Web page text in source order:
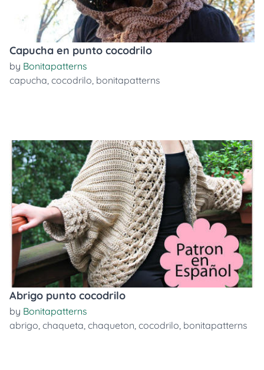
Capucha en punto cocodrilo
by Bonitapatterns
capucha, cocodrilo, bonitapatterns
Abrigo punto cocodrilo
by Bonitapatterns
abrigo, chaqueta, chaqueton, cocodrilo, bonitapatterns